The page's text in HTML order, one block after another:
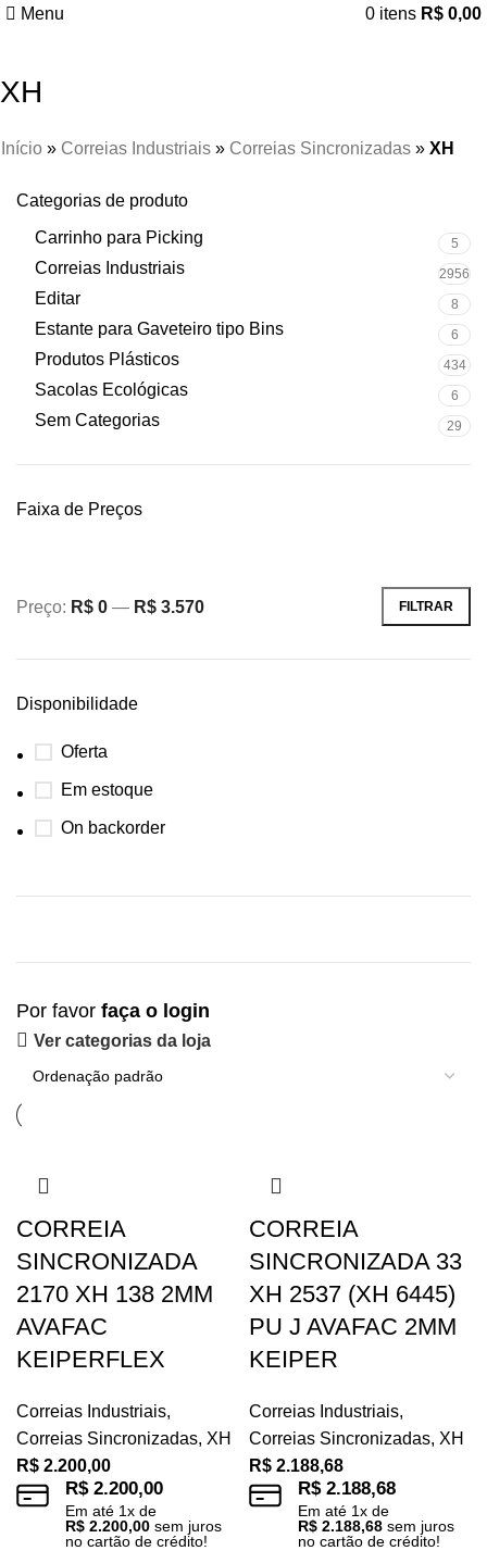
Menu 0 itens R$ 0,00
XH
Início » Correias Industriais » Correias Sincronizadas »XH
Categorias de produto
Carrinho para Picking
5
Correias Industriais 2956
Editar 8
Estante para Gaveteiro tipo Bins 6
Produtos Plásticos 434
Sacolas Ecológicas 6
Sem Categorias 29
Faixa de Preços
FILTRAR
Preço: R$ 0 — R$ 3.570
Disponibilidade
Oferta
Em estoque
On backorder
Por favor faça o login
Ver categorias da loja
CORREIA
SINCRONIZADA
2170 XH 138 2MM
AVAFAC
KEIPERFLEX
Correias Industriais,
Correias Sincronizadas, XH
R$ 2.200,00
R$2.200,00
Em até 1x de
R$ 2.200,00 sem juros
no cartão de crédito!
CORREIA
SINCRONIZADA 33
XH 2537 (XH 6445)
PU J AVAFAC 2MM
KEIPER
Correias Industriais,
Correias Sincronizadas, XH
R$ 2.188,68
R$2.188,68
Em até 1x de
R$ 2.188,68 sem juros
no cartão de crédito!